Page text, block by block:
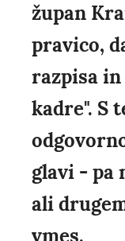
župan
pravico,
razpisa
kadre". S
glavi - pa
ali
vmes.